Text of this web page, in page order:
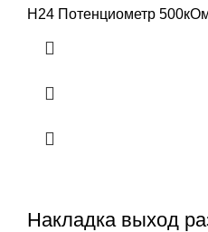
H24 Потенциометр
Накладка выход